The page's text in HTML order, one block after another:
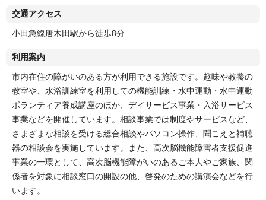
交通アクセス
小田急線唐木田駅から徒歩8分
利用案内
市内在住の障がいのある方が利用できる施設です。趣味や教養の
教室や、水浴訓練室を利用しての機能訓練・水中運動・水中運動
ボランティア養成講座のほか、デイサービス事業・入浴サービス
事業などを開催しています。相談事業では制度やサービスなど、
さまざまな相談を受ける総合相談やパソコン操作、聞こえと補聴
器の相談会を実施しています。また、高次脳機能障害者支援促進
事業の一環として、高次脳機能障がいのあるご本人やご家族、関
係者を対象に相談窓口の開設の他、啓発のための講演会などを行
います。